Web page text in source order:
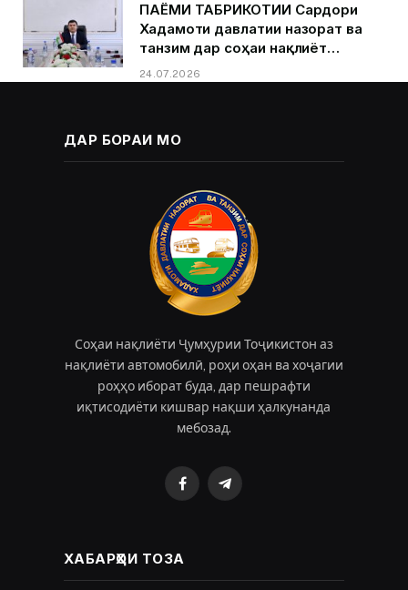
ПАЁМИ ТАБРИКОТИИ Сардори
Хадамоти давлатии назорат ва
танзим дар соҳаи нақлиёт
Қурбонзода Д.Қ.ба муносибати
Рӯзи кормандони соҳаи нақлиёт
24.07.2026
ДАР БОРАИ МО
Соҳаи нақлиёти Ҷумҳурии Тоҷикистон аз
нақлиёти автомобилӣ, роҳи оҳан ва хоҷагии
роҳҳо иборат буда, дар пешрафти
иқтисодиёти кишвар нақши ҳалкунанда
мебозад.
FacebookTelegram
ХАБАРҲОИ ТОЗА